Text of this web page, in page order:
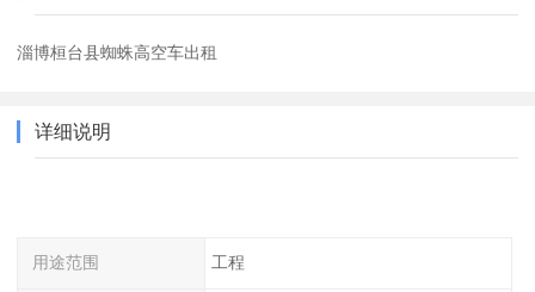
淄博桓台县蜘蛛高空车出租
详细说明
用途范围 工程